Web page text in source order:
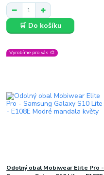
🛒 Do košíku
Vyrobíme pro vás 🎨
Odolný obal Mobiwear Elite Pro -